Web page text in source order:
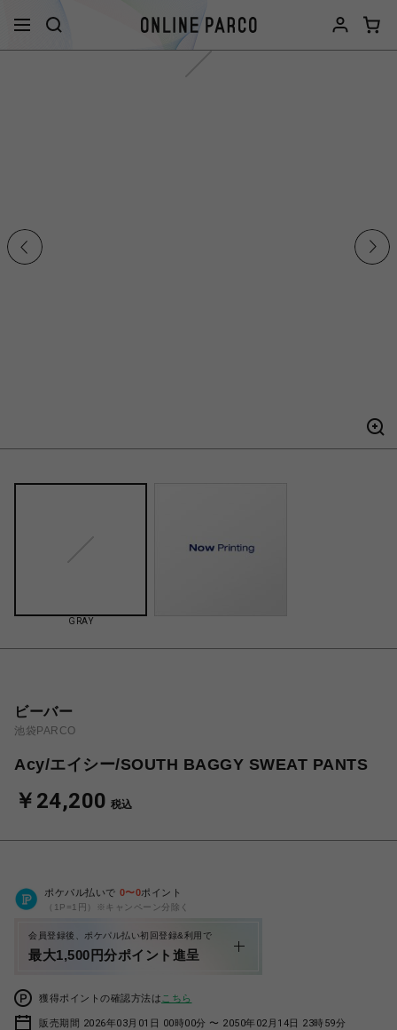
GRAY
ビーバー
池袋PARCO
Acy/エイシー/SOUTH BAGGY SWEAT PANTS
￥24,200 税込
ポケパル払いで 0〜0ポイント
（1P=1円）※キャンペーン分除く
会員登録後、ポケパル払い初回登録&利用で
最大1,500円分ポイント進呈
獲得ポイントの確認方法は こちら
販売期間 2026年03月01日 00時00分 〜 2050年02月14日 23時59分